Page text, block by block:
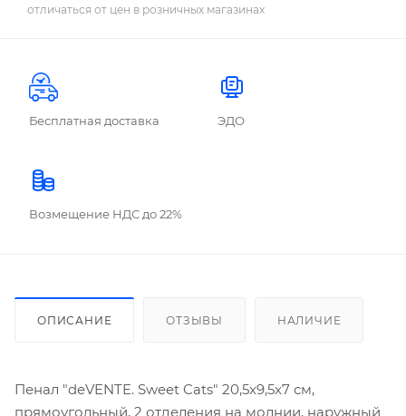
отличаться от цен в розничных магазинах
Бесплатная доставка ЭДО
Возмещение НДС до 22%
ОПИСАНИЕ ОТЗЫВЫ НАЛИЧИЕ
Пенал "deVENTE. Sweet Cats" 20,5x9,5x7 см,
прямоугольный, 2 отделения на молнии, наружный